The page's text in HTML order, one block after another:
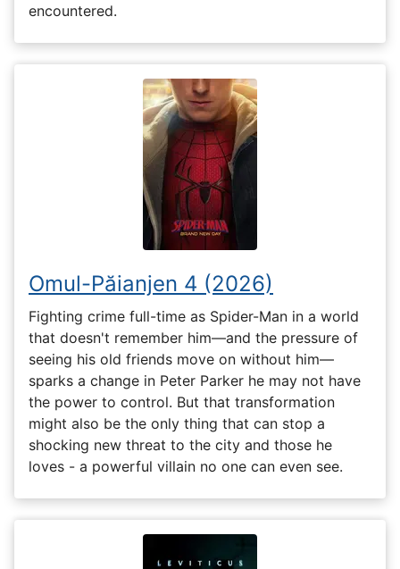
encountered.
Omul-Păianjen 4 (2026)
Fighting crime full-time as Spider-Man in a world
that doesn't remember him—and the pressure of
seeing his old friends move on without him—
sparks a change in Peter Parker he may not have
the power to control. But that transformation
might also be the only thing that can stop a
shocking new threat to the city and those he
loves - a powerful villain no one can even see.